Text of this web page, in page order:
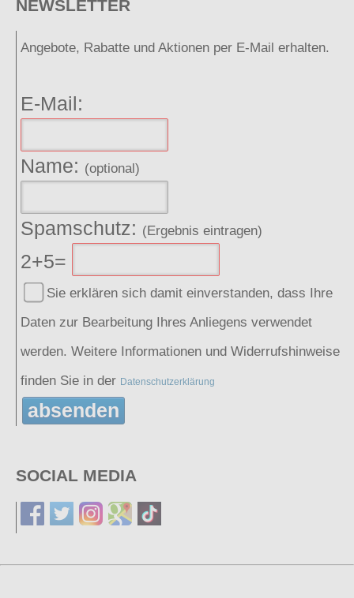
NEWSLETTER
Angebote, Rabatte und Aktionen per E-Mail erhalten.
E-Mail:
Name: (optional)
Spamschutz: (Ergebnis eintragen)
2+5=
Sie erklären sich damit einverstanden, dass Ihre
Daten zur Bearbeitung Ihres Anliegens verwendet
werden. Weitere Informationen und Widerrufshinweise
finden Sie in der Datenschutzerklärung
absenden
SOCIAL MEDIA